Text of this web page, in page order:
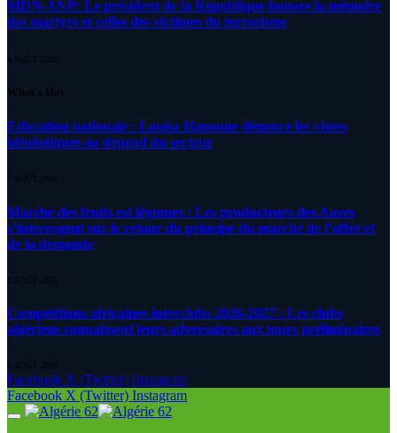
MDN-ANP: Le président de la République honore la mémoire
des martyrs et celles des victimes du terrorisme
4 AOÛT 2026
What's Hot
Education nationale : Louisa Hanoune dénonce les visées
idéologiques au dépend du secteur
7 AOÛT 2026
Marché des fruits est légumes : Les producteurs des Aures
s’interrogent sur le retour du principe du marché de l’offre et
de la demande
6 AOÛT 2026
Compétitions africaines interclubs 2026-2027 : Les clubs
algériens connaissent leurs adversaires aux tours préliminaires
6 AOÛT 2026
Facebook X (Twitter) Instagram
Facebook X (Twitter) Instagram